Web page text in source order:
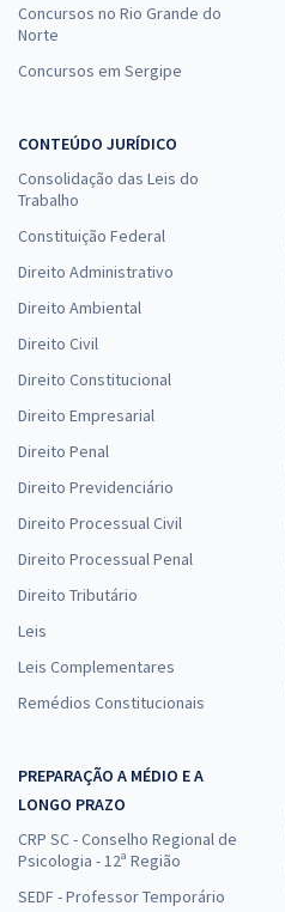
Concursos no Rio Grande do
Norte
Concursos em Sergipe
CONTEÚDO JURÍDICO
Consolidação das Leis do
Trabalho
Constituição Federal
Direito Administrativo
Direito Ambiental
Direito Civil
Direito Constitucional
Direito Empresarial
Direito Penal
Direito Previdenciário
Direito Processual Civil
Direito Processual Penal
Direito Tributário
Leis
Leis Complementares
Remédios Constitucionais
PREPARAÇÃO A MÉDIO E A
LONGO PRAZO
CRP SC - Conselho Regional de
Psicologia - 12ª Região
SEDF - Professor Temporário